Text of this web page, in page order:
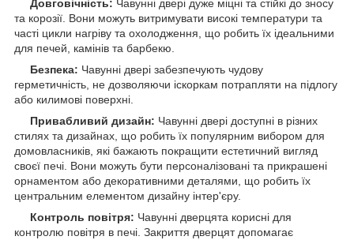
Довговічність: Чавунні двері дуже міцні та стійкі до зносу
та корозії. Вони можуть витримувати високі температури та
часті цикли нагріву та охолодження, що робить їх ідеальними
для печей, камінів та барбекю.
Безпека: Чавунні двері забезпечують чудову
герметичність, не дозволяючи іскоркам потрапляти на підлогу
або килимові поверхні.
Привабливий дизайн: Чавунні двері доступні в різних
стилях та дизайнах, що робить їх популярним вибором для
домовласників, які бажають покращити естетичний вигляд
своєї печі. Вони можуть бути персоналізовані та прикрашені
орнаментом або декоративними деталями, що робить їх
центральним елементом дизайну інтер'єру.
Контроль повітря: Чавунні дверцята корисні для
контролю повітря в печі. Закриття дверцят допомагає